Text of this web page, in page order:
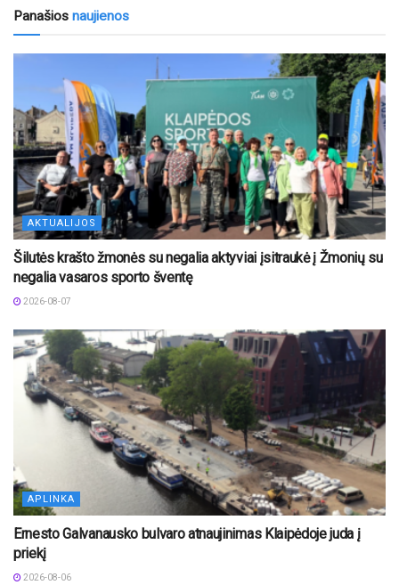
Panašios naujienos
AKTUALIJOS
Šilutės krašto žmonės su negalia aktyviai įsitraukė į Žmonių su
negalia vasaros sporto šventę
2026-08-07
APLINKA
Ernesto Galvanausko bulvaro atnaujinimas Klaipėdoje juda į
priekį
2026-08-06